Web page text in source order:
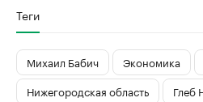
Теги
Михаил Бабич Экономика
Нижегородская область
Глеб